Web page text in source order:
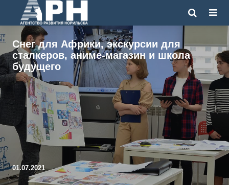
Снег для Африки, экскурсии для
сталкеров, аниме-магазин и школа
будущего
01.07.2021